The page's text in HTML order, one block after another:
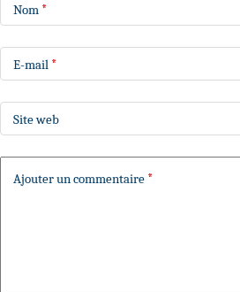
Nom *
E-mail *
Site web
Ajouter un commentaire *